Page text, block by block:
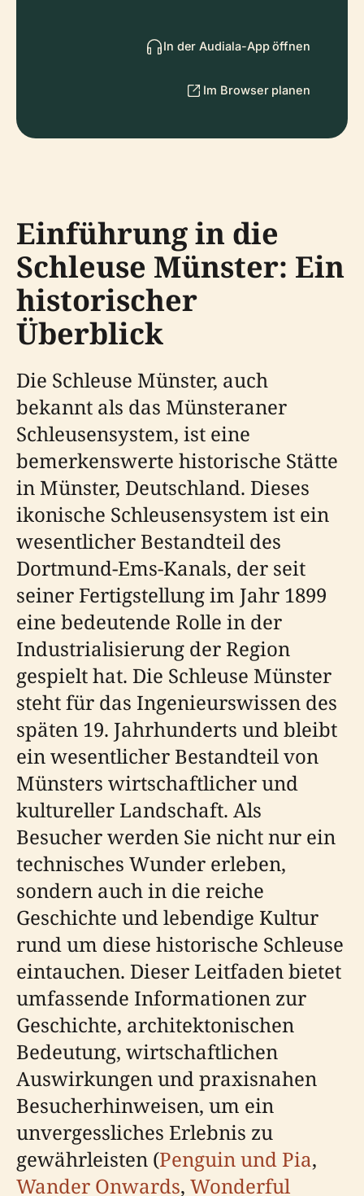
In der Audiala-App öffnen
Im Browser planen
Einführung in die
Schleuse Münster: Ein
historischer
Überblick
Die Schleuse Münster, auch
bekannt als das Münsteraner
Schleusensystem, ist eine
bemerkenswerte historische Stätte
in Münster, Deutschland. Dieses
ikonische Schleusensystem ist ein
wesentlicher Bestandteil des
Dortmund-Ems-Kanals, der seit
seiner Fertigstellung im Jahr 1899
eine bedeutende Rolle in der
Industrialisierung der Region
gespielt hat. Die Schleuse Münster
steht für das Ingenieurswissen des
späten 19. Jahrhunderts und bleibt
ein wesentlicher Bestandteil von
Münsters wirtschaftlicher und
kultureller Landschaft. Als
Besucher werden Sie nicht nur ein
technisches Wunder erleben,
sondern auch in die reiche
Geschichte und lebendige Kultur
rund um diese historische Schleuse
eintauchen. Dieser Leitfaden bietet
umfassende Informationen zur
Geschichte, architektonischen
Bedeutung, wirtschaftlichen
Auswirkungen und praxisnahen
Besucherhinweisen, um ein
unvergessliches Erlebnis zu
gewährleisten (Penguin und Pia,
Wander Onwards, Wonderful